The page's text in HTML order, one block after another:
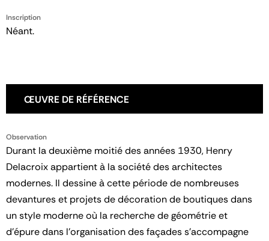
Inscription
Néant.
ŒUVRE DE RÉFÉRENCE
Observation
Durant la deuxième moitié des années 1930, Henry
Delacroix appartient à la société des architectes
modernes. Il dessine à cette période de nombreuses
devantures et projets de décoration de boutiques dans
un style moderne où la recherche de géométrie et
d'épure dans l'organisation des façades s'accompagne